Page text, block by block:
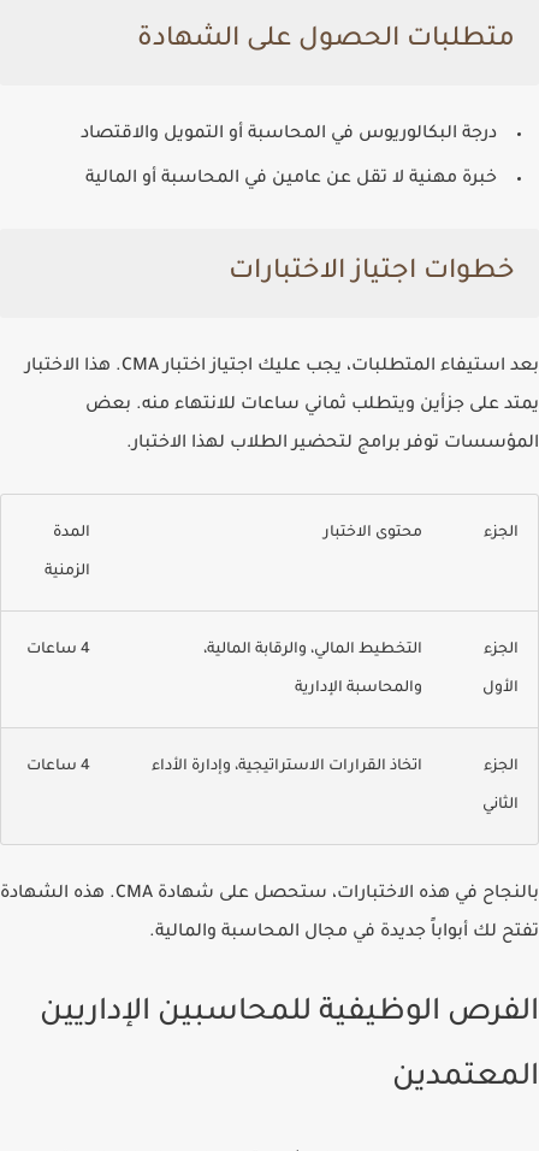
متطلبات الحصول على الشهادة
درجة البكالوريوس في المحاسبة أو التمويل والاقتصاد
خبرة مهنية لا تقل عن عامين في المحاسبة أو المالية
خطوات اجتياز الاختبارات
بعد استيفاء المتطلبات، يجب عليك اجتياز اختبار CMA. هذا الاختبار
يمتد على جزأين ويتطلب ثماني ساعات للانتهاء منه. بعض
المؤسسات توفر برامج لتحضير الطلاب لهذا الاختبار.
الجزء محتوى الاختبار المدة
الزمنية
الجزء
الأول
التخطيط المالي، والرقابة المالية،
والمحاسبة الإدارية
4 ساعات
الجزء
الثاني
اتخاذ القرارات الاستراتيجية، وإدارة الأداء 4 ساعات
بالنجاح في هذه الاختبارات، ستحصل على شهادة CMA. هذه الشهادة
تفتح لك أبواباً جديدة في مجال المحاسبة والمالية.
الفرص الوظيفية للمحاسبين الإداريين
المعتمدين